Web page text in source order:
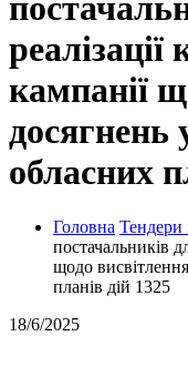
реалізації
кампанії
досягнень
обласних
Головна Тендери
постачальників
щодо
планів дій 1325
18/6/2025